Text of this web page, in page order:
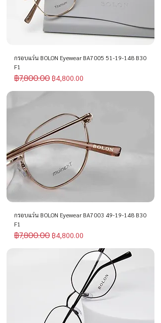
กรอบแว่น BOLON Eyewear BA7005 51-19-148 B30
F1
ราคาปกติ
฿7,800.00 ราคาขายลด
฿4,800.00
กรอบแว่น BOLON Eyewear BA7003 49-19-148 B30
F1
ราคาปกติ
฿7,800.00 ราคาขายลด
฿4,800.00